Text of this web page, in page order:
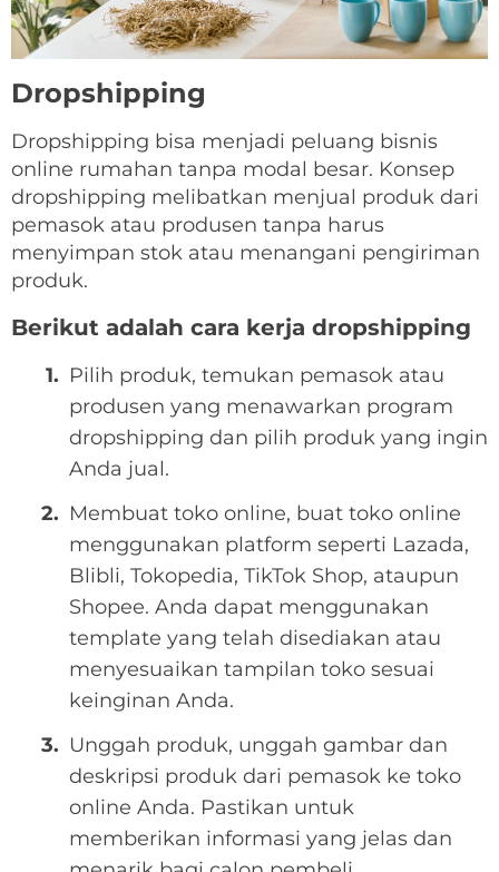
Dropshipping
Dropshipping bisa menjadi peluang bisnis
online rumahan tanpa modal besar. Konsep
dropshipping melibatkan menjual produk dari
pemasok atau produsen tanpa harus
menyimpan stok atau menangani pengiriman
produk.
Berikut adalah cara kerja dropshipping
Pilih produk, temukan pemasok atau
produsen yang menawarkan program
dropshipping dan pilih produk yang ingin
Anda jual.
Membuat toko online, buat toko online
menggunakan platform seperti Lazada,
Blibli, Tokopedia, TikTok Shop, ataupun
Shopee. Anda dapat menggunakan
template yang telah disediakan atau
menyesuaikan tampilan toko sesuai
keinginan Anda.
Unggah produk, unggah gambar dan
deskripsi produk dari pemasok ke toko
online Anda. Pastikan untuk
memberikan informasi yang jelas dan